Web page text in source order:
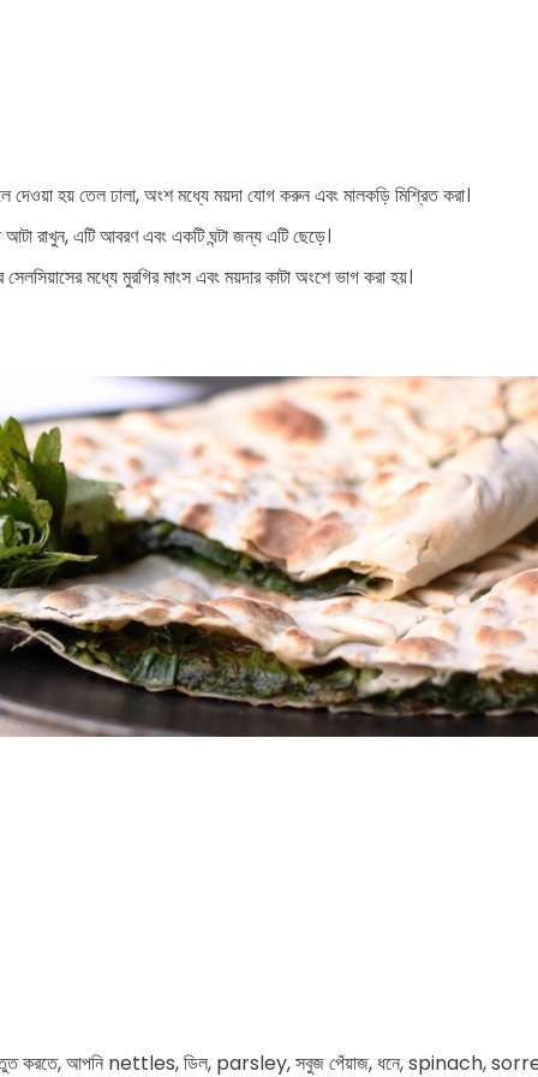
দেওয়া হয় তেল ঢালা, অংশ মধ্যে ময়দা যোগ করুন এবং মালকড়ি মিশ্রিত করা।
রাখুন, এটি আবরণ এবং একটি ঘন্টা জন্য এটি ছেড়ে।
মধ্যে মুরগির মাংস এবং ময়দার কাটা অংশে ভাগ করা হয়।
করতে, আপনি nettles, ডিল, parsley, সবুজ পেঁয়াজ, ধনে, spinach, sorrel